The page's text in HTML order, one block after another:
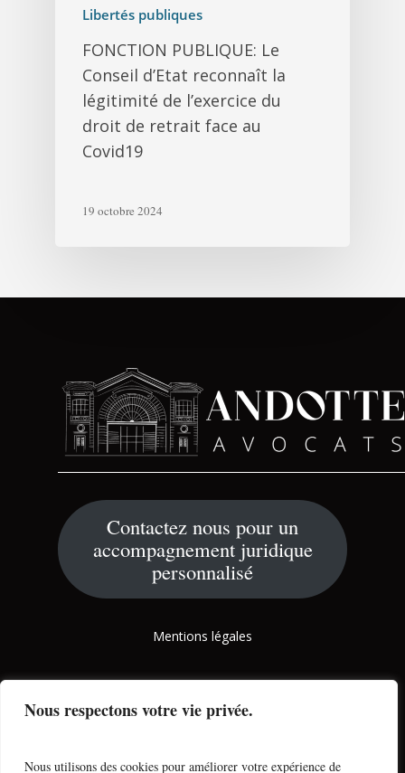
Nous respectons votre vie privée.
Nous utilisons des cookies pour améliorer votre expérience de
Libertés publiques
FONCTION PUBLIQUE: Le
Conseil d’Etat reconnaît la
légitimité de l’exercice du
droit de retrait face au
Covid19
19 octobre 2024
Contactez nous pour un
accompagnement juridique
personnalisé
Mentions légales
Politique de confidentialité